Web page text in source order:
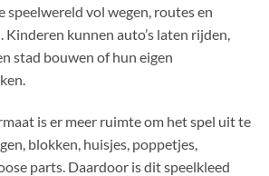
speelwereld vol wegen, routes en
Kinderen kunnen auto’s laten rijden,
stad bouwen of hun eigen
is er meer ruimte om het spel uit te
blokken, huisjes, poppetjes,
parts. Daardoor is dit speelkleed